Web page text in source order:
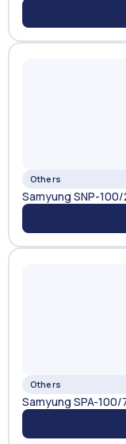
Others
Samyung SNP-
Others
Samyung SPA-